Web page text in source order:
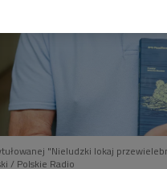
"Nieludzki lokaj
/ Polskie Radio